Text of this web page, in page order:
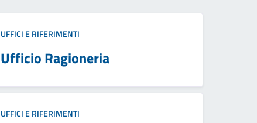
UFFICI E RIFERIMENTI
Ufficio Ragioneria
UFFICI E RIFERIMENTI